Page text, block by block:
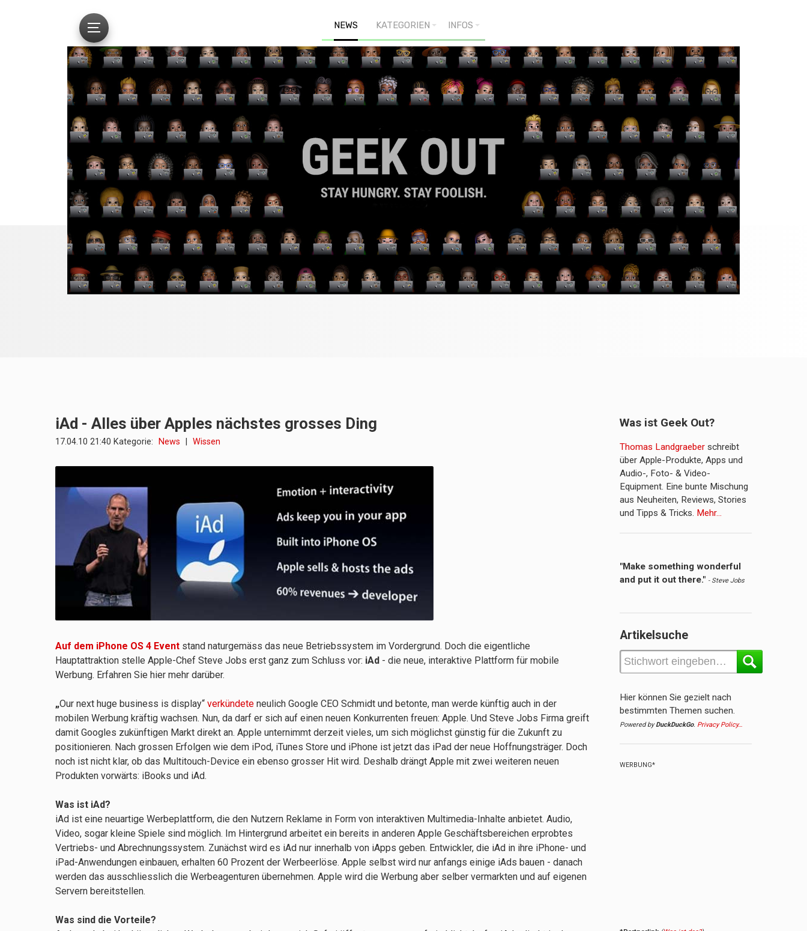
NEWS KATEGORIEN INFOS
iAd - Alles über Apples nächstes grosses Ding
17.04.10 21:40 Kategorie: News Wissen
Auf dem iPhone OS 4 Event stand naturgemäss das neue Betriebssystem im Vordergrund. Doch die eigentliche
Hauptattraktion stelle Apple-Chef Steve Jobs erst ganz zum Schluss vor: iAd - die neue, interaktive Plattform für mobile
Werbung. Erfahren Sie hier mehr darüber.
„Our next huge business is display“ verkündete neulich Google CEO Schmidt und betonte, man werde künftig auch in der
mobilen Werbung kräftig wachsen. Nun, da darf er sich auf einen neuen Konkurrenten freuen: Apple. Und Steve Jobs Firma greift
damit Googles zukünftigen Markt direkt an. Apple unternimmt derzeit vieles, um sich möglichst günstig für die Zukunft zu
positionieren. Nach grossen Erfolgen wie dem iPod, iTunes Store und iPhone ist jetzt das iPad der neue Hoffnungsträger. Doch
noch ist nicht klar, ob das Multitouch-Device ein ebenso grosser Hit wird. Deshalb drängt Apple mit zwei weiteren neuen
Produkten vorwärts: iBooks und iAd.
Was ist iAd?
iAd ist eine neuartige Werbeplattform, die den Nutzern Reklame in Form von interaktiven Multimedia-Inhalte anbietet. Audio,
Video, sogar kleine Spiele sind möglich. Im Hintergrund arbeitet ein bereits in anderen Apple Geschäftsbereichen erprobtes
Vertriebs- und Abrechnungssystem. Zunächst wird es iAd nur innerhalb von iApps geben. Entwickler, die iAd in ihre iPhone- und
iPad-Anwendungen einbauen, erhalten 60 Prozent der Werbeerlöse. Apple selbst wird nur anfangs einige iAds bauen - danach
werden das ausschliesslich die Werbeagenturen übernehmen. Apple wird die Werbung aber selber vermarkten und auf eigenen
Servern bereitstellen.
Was sind die Vorteile?
Was ist Geek Out?
Thomas Landgraeber schreibt
über Apple-Produkte, Apps und
Audio-, Foto- & Video-
Equipment. Eine bunte Mischung
aus Neuheiten, Reviews, Stories
und Tipps & Tricks. Mehr…
"Make something wonderful
and put it out there." - Steve Jobs
Artikelsuche
Hier können Sie gezielt nach
bestimmten Themen suchen.
Powered byDuckDuckGo. Privacy Policy…
WERBUNG*